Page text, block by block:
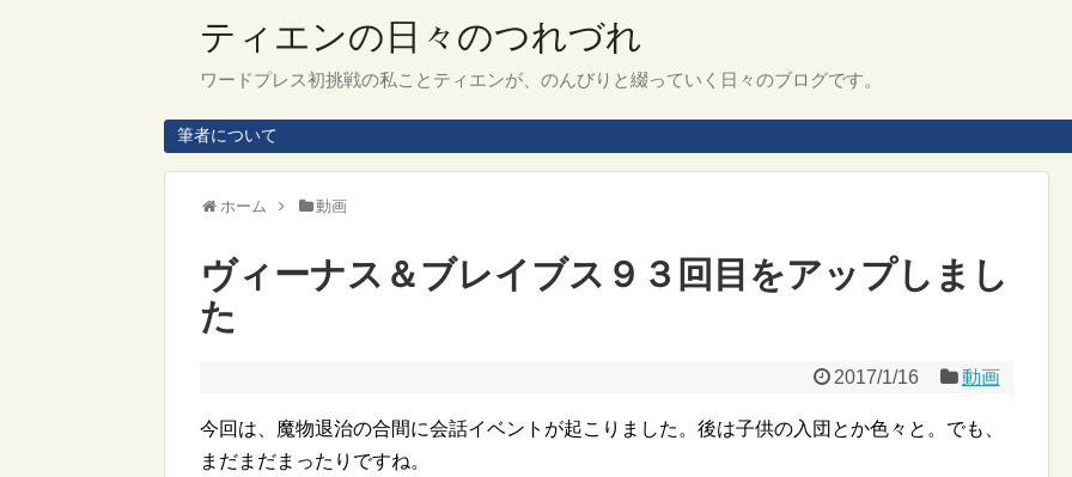
ティエンの日々のつれづれ
ワードプレス初挑戦の私ことティエンが、のんびりと綴っていく日々のブログです。
筆者について
ホーム 動画
ヴィーナス＆ブレイブス９３回目をアップしまし
た
2017/1/16 動画
今回は、魔物退治の合間に会話イベントが起こりました。後は子供の入団とか色々と。でも、
まだまだまったりですね。